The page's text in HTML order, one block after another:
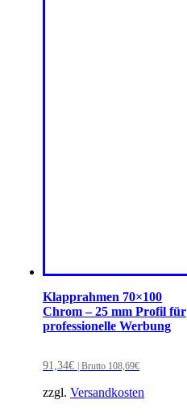
Klapprahmen 70×100
Chrom – 25 mm Profil für
professionelle Werbung
91,34€ | Brutto 108,69€
zzgl. Versandkosten